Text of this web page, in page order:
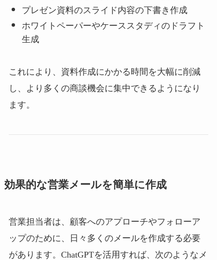
プレゼン資料のスライド内容の下書き作成
ホワイトペーパーやケーススタディのドラフト
生成
これにより、資料作成にかかる時間を大幅に削減
し、より多くの商談機会に集中できるようになり
ます。
効果的な営業メールを簡単に作成
営業担当者は、顧客へのアプローチやフォローア
ップのために、日々多くのメールを作成する必要
があります。ChatGPTを活用すれば、次のようなメ